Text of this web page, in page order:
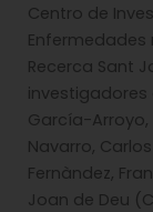
Centro de
Enfermedades
Recerca Sant
investigadores
García-Arroyo,
Navarro,
Fernàndez,
Joan de Deu